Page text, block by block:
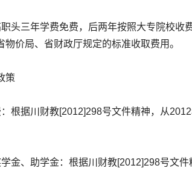
三年学费免费，后两年按照大专院校收
物价局、省财政厅规定的标准收取费用。
策
据川财教[2012]298号文件精神，从2012
、助学金：根据川财教[2012]298号文件